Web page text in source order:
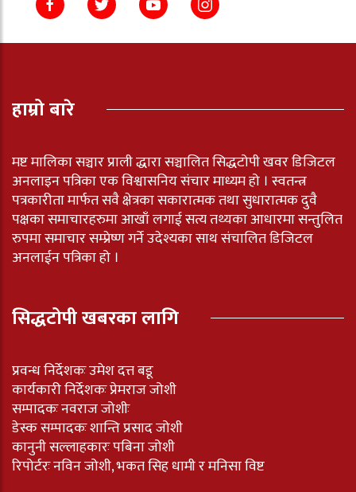
हाम्रो बारे
मष्ट मालिका सञ्चार प्राली द्धारा सञ्चालित सिद्धटोपी खवर डिजिटल
अनलाइन पत्रिका एक विश्वासनिय संचार माध्यम हो । स्वतन्त्र
पत्रकारीता मार्फत सवै क्षेत्रका सकारात्मक तथा सुधारात्मक दुवै
पक्षका समाचारहरुमा आखाँ लगाई सत्य तथ्यका आधारमा सन्तुलित
रुपमा समाचार सम्प्रेष्ण गर्ने उदेश्यका साथ संचालित डिजिटल
अनलाईन पत्रिका हो ।
सिद्धटोपी खबरका लागि
प्रवन्ध निर्देशकः उमेश दत्त बडू
कार्यकारी निर्देशकः प्रेमराज जोशी
सम्पादकः नवराज जोशीः
डेस्क सम्पादकः शान्ति प्रसाद जोशी
कानुनी सल्लाहकारः पबिना जोशी
रिपोर्टरः नविन जोशी, भकत सिह धामी र मनिसा विष्ट